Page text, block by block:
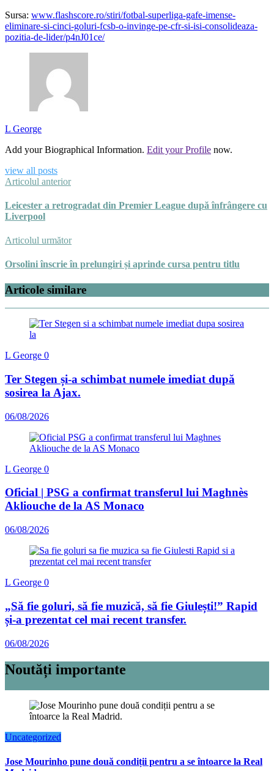
Sursa: www.flashscore.ro/stiri/fotbal-superliga-gafe-imense-
eliminare-si-cinci-goluri-fcsb-o-invinge-pe-cfr-si-isi-consolideaza-
pozitia-de-lider/p4nJ01ce/
L George
Add your Biographical Information. Edit your Profile now.
view all posts
Articolul anterior
Leicester a retrogradat din Premier League după înfrângere cu
Liverpool
Articolul următor
Orsolini înscrie în prelungiri și aprinde cursa pentru titlu
Articole similare
L George 0
Ter Stegen și-a schimbat numele imediat după
sosirea la Ajax.
06/08/2026
L George 0
Oficial | PSG a confirmat transferul lui Maghnès
Akliouche de la AS Monaco
06/08/2026
L George 0
„Să fie goluri, să fie muzică, să fie Giulești!” Rapid
și-a prezentat cel mai recent transfer.
06/08/2026
Noutăți importante
Uncategorized
Jose Mourinho pune două condiții pentru a se întoarce la Real